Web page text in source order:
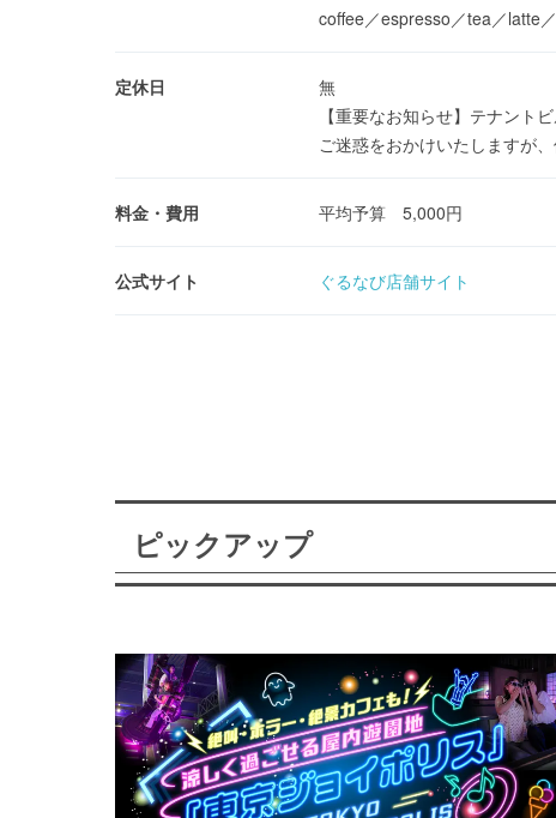
coffee／espresso／tea／latte
定休日
無
【重要なお知らせ】テナント
ご迷惑をおかけいたしますが
料金・費用 平均予算 5,000円
公式サイト ぐるなび店舗サイト
ピックアップ